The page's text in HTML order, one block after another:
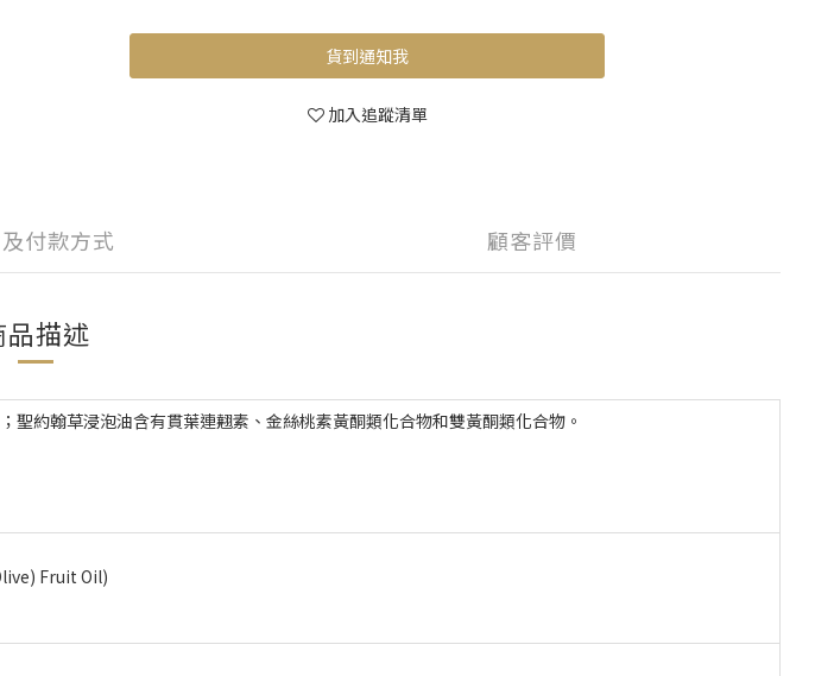
貨到通知我
加入追蹤清單
付款方式 顧客評價
品描述
約翰草浸泡油含有貫葉連翹素、金絲桃素黃酮類化合物和雙黃酮類化合物。
Fruit Oil)